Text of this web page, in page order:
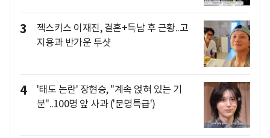
3
젝스키스 이재진, 결혼+득남 후 근황..고
지용과 반가운 투샷
4
'태도 논란' 장현승, "계속 얹혀 있는 기
분"..100명 앞 사과 ('문명특급')